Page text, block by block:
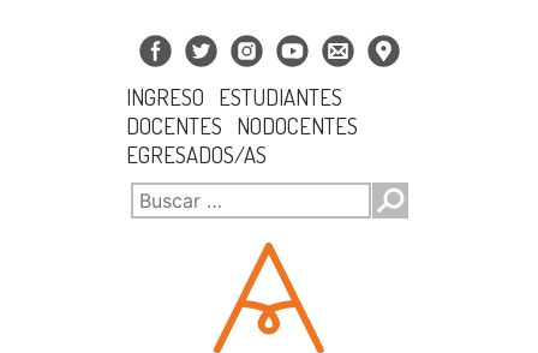
INGRESO
ESTUDIANTES
DOCENTES
NODOCENTES
EGRESADOS/AS